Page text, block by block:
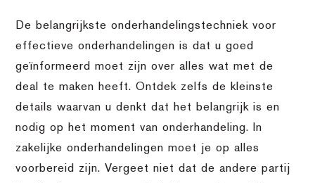
De belangrijkste onderhandelingstechniek voor
effectieve onderhandelingen is dat u goed
geïnformeerd moet zijn over alles wat met de
deal te maken heeft. Ontdek zelfs de kleinste
details waarvan u denkt dat het belangrijk is en
nodig op het moment van onderhandeling. In
zakelijke onderhandelingen moet je op alles
voorbereid zijn. Vergeet niet dat de andere partij